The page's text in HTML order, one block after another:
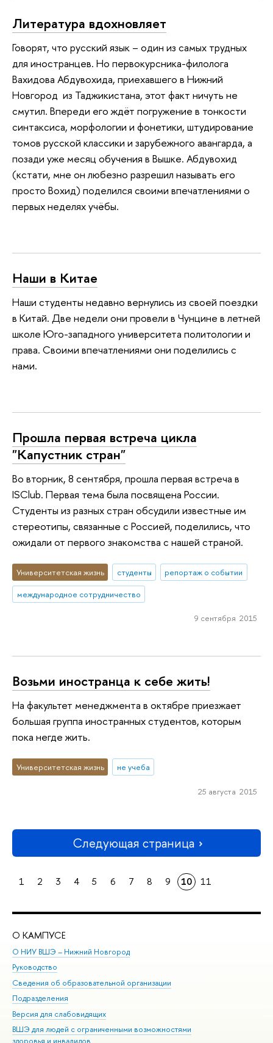
Литература вдохновляет
Говорят, что русский язык – один из самых трудных
для иностранцев. Но первокурсника-филолога
Вахидова Абдувохида, приехавшего в Нижний
Новгород из Таджикистана, этот факт ничуть не
смутил. Впереди его ждёт погружение в тонкости
синтаксиса, морфологии и фонетики, штудирование
томов русской классики и зарубежного авангарда, а
позади уже месяц обучения в Вышке. Абдувохид
(кстати, мне он любезно разрешил называть его
просто Вохид) поделился своими впечатлениями о
первых неделях учёбы.
Наши в Китае
Наши студенты недавно вернулись из своей поездки
в Китай. Две недели они провели в Чунцине в летней
школе Юго-западного университета политологии и
права. Своими впечатлениями они поделились с
нами.
Прошла первая встреча цикла
"Капустник стран"
Во вторник, 8 сентября, прошла первая встреча в
ISClub. Первая тема была посвящена России.
Студенты из разных стран обсудили известные им
стереотипы, связанные с Россией, поделились, что
ожидали от первого знакомства с нашей страной.
Университетская жизнь студенты
репортаж о событии
международное сотрудничество
9 сентября 2015
Возьми иностранца к себе жить!
На факультет менеджмента в октябре приезжает
большая группа иностранных студентов, которым
пока негде жить.
Университетская жизнь не учеба
25 августа 2015
Следующая страница
1 2 3 4 5 6 7 8 9 10 11
О КАМПУСЕ
О НИУ ВШЭ – Нижний Новгород
Руководство
Сведения об образовательной организации
Подразделения
Версия для слабовидящих
ВШЭ для людей с ограниченными возможностями
здоровья и инвалидов